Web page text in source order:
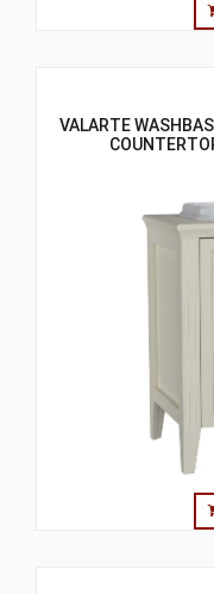
VALARTE